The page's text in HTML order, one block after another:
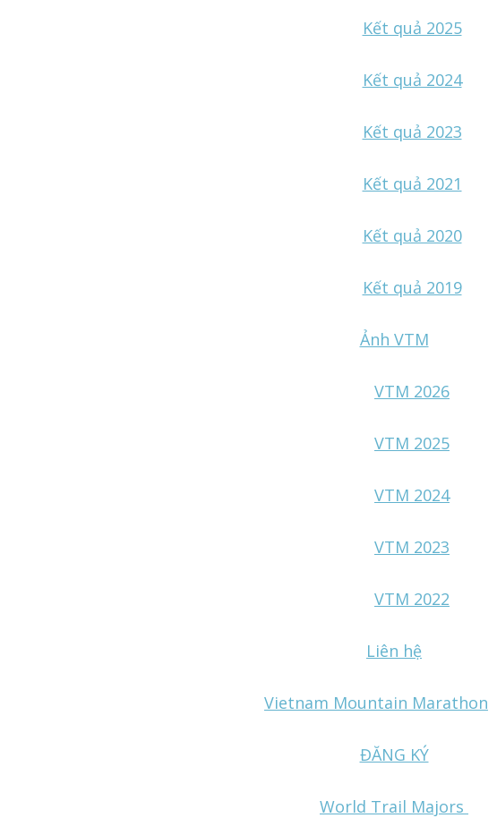
Kết quả 2025
Kết quả 2024
Kết quả 2023
Kết quả 2021
Kết quả 2020
Kết quả 2019
Ảnh VTM
VTM 2026
VTM 2025
VTM 2024
VTM 2023
VTM 2022
Liên hệ
Vietnam Mountain Marathon
ĐĂNG KÝ
World Trail Majors